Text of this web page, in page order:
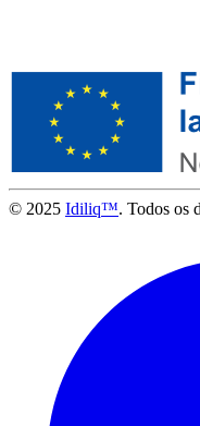
© 2025 Idiliq™. Todos os